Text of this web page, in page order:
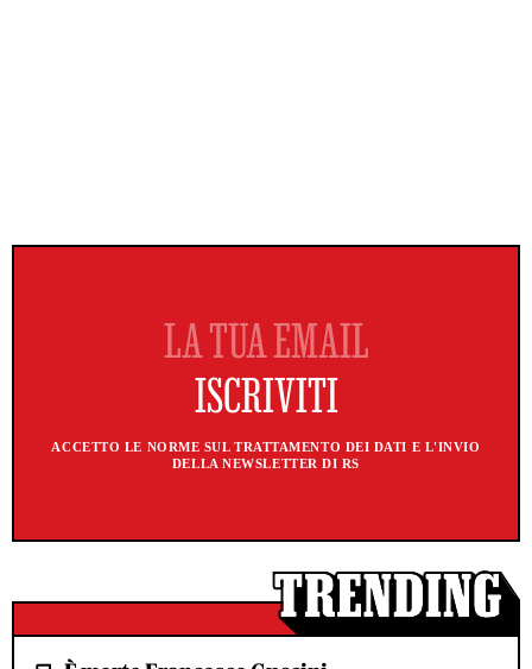
ACCETTO LE NORME SUL TRATTAMENTO DEI DATI E L'INVIO
DELLA NEWSLETTER DI RS